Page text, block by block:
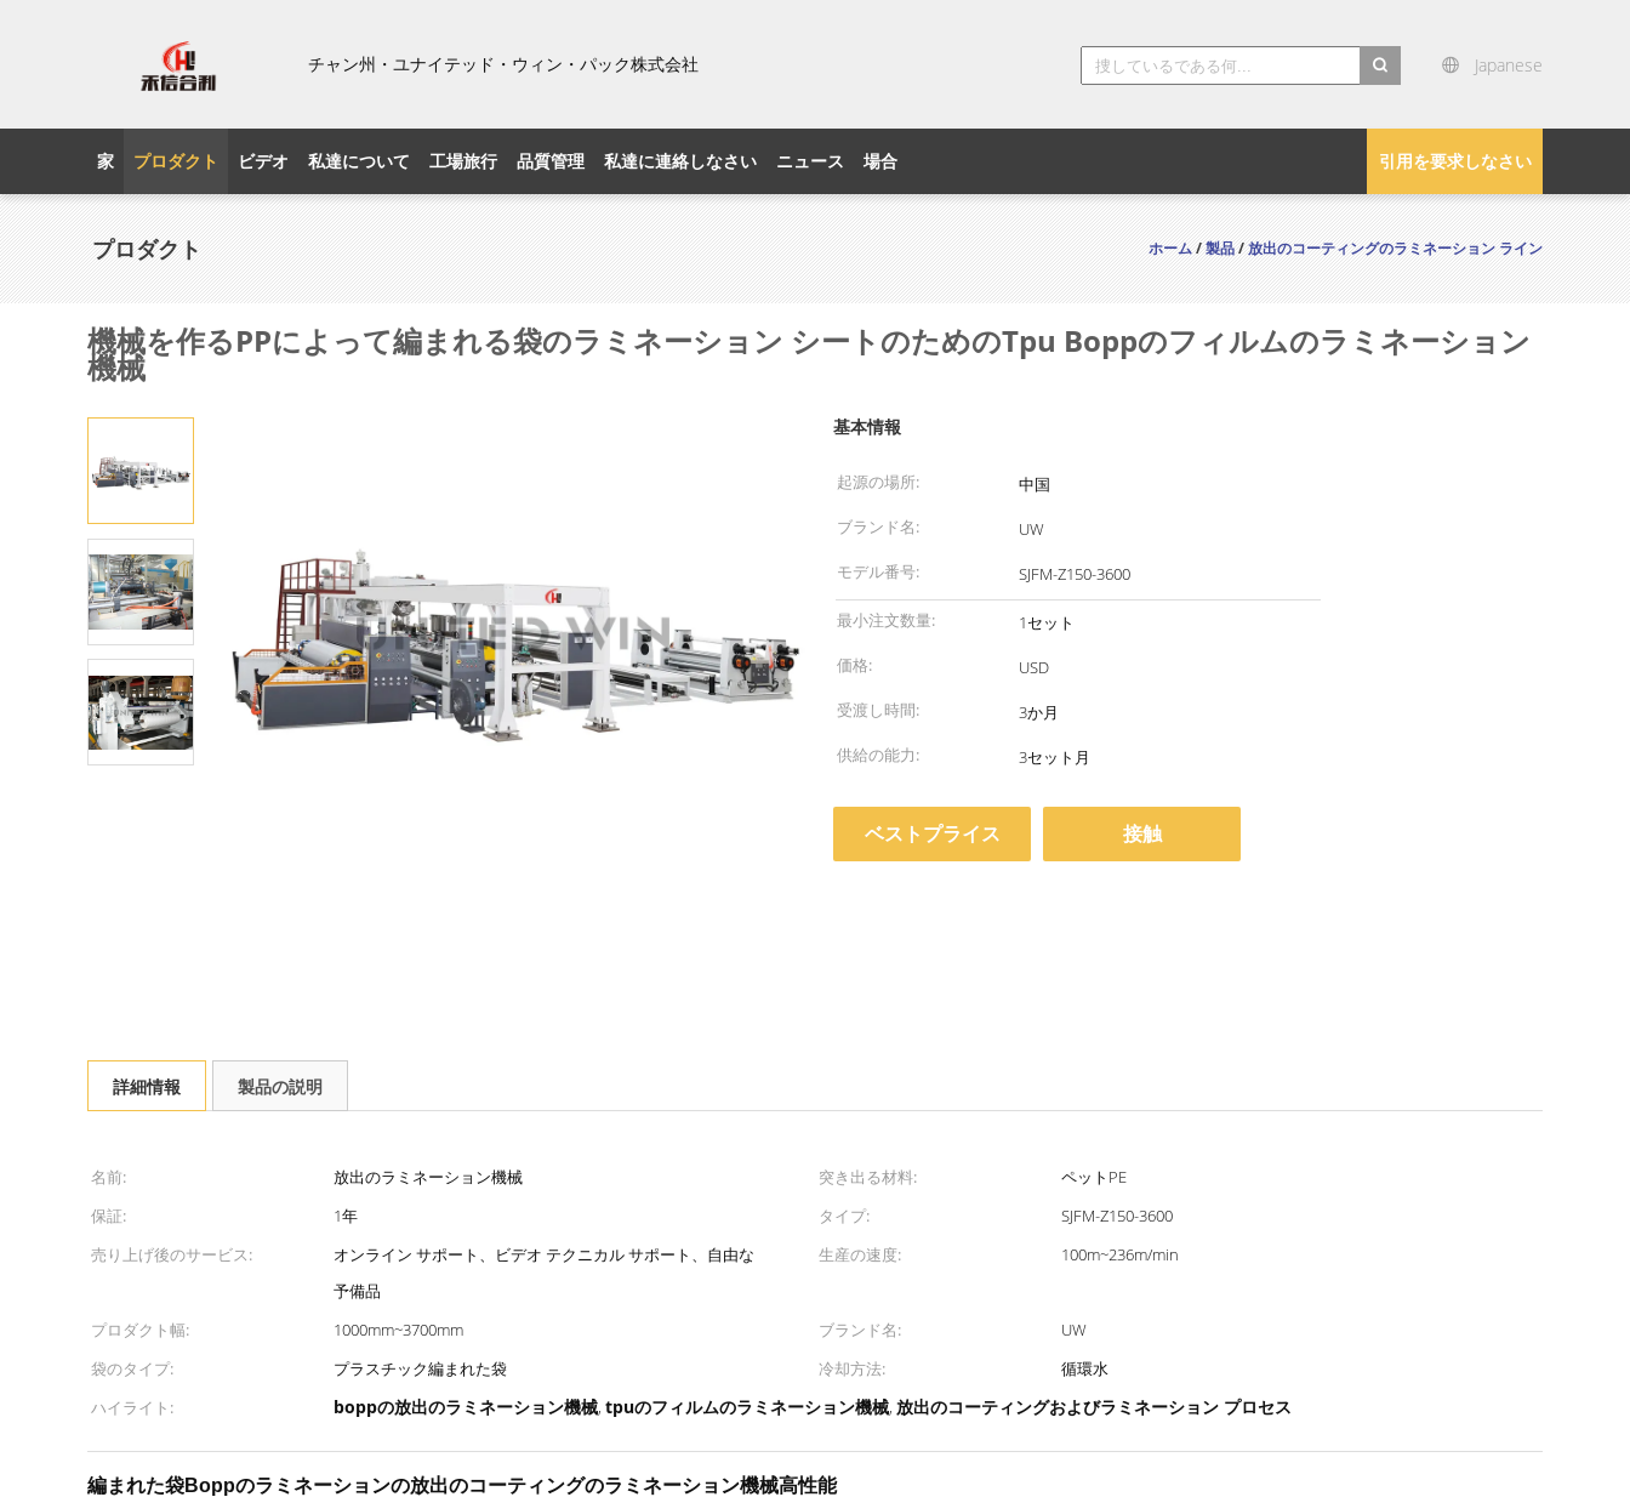
チャン州・ユナイテッド・ウィン・パック株式会社
Japanese
引用を要求しなさい
家 プロダクト ビデオ 私達について 工場旅行 品質管理 私達に連絡しなさい ニュース 場合
プロダクト ホーム/製品/放出のコーティングのラミネーション ライン
機械を作るPPによって編まれる袋のラミネーション シートのためのTpu Boppのフィルムのラミネーション
機械
基本情報
起源の場所:
中国
ブランド名:
UW
モデル番号:
SJFM-Z150-3600
最小注文数量:
1セット
価格:
USD
受渡し時間:
3か月
供給の能力:
3セット月
ベストプライス 接触
詳細情報 製品の説明
名前: 放出のラミネーション機械 突き出る材料:
ペットPE
保証:
1年 タイプ:
SJFM-Z150-3600
売り上げ後のサービス:
オンライン サポート、ビデオ テクニカル サポート、自由な
予備品
生産の速度: 100m~236m/min
プロダクト幅: 1000mm~3700mm ブランド名:
UW
袋のタイプ:
プラスチック編まれた袋 冷却方法:
循環水
ハイライト:
boppの放出のラミネーション機械, tpuのフィルムのラミネーション機械, 放出のコーティングおよびラミネーション プロセス
編まれた袋Boppのラミネーションの放出のコーティングのラミネーション機械高性能